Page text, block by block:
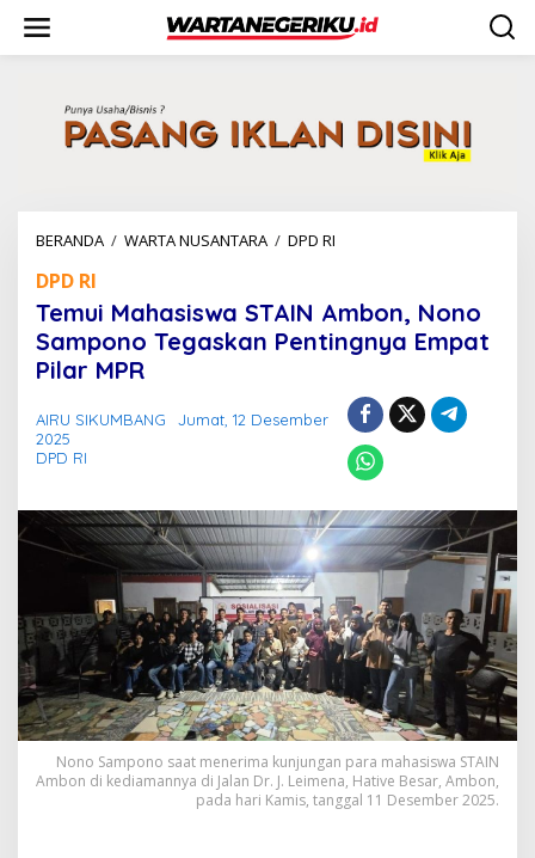
w
BERANDA / WARTA NUSANTARA / DPD RI
u
i
M
a
S
T
I
N
A
m
b
o
n
,
N
o
DPD RI
Temui Mahasiswa STAIN Ambon, Nono
Sampono Tegaskan Pentingnya Empat
Pilar MPR
AIRU SIKUMBANG
Jumat, 12 Desember
2025
DPD RI
Nono Sampono saat menerima kunjungan para mahasiswa STAIN
Ambon di kediamannya di Jalan Dr. J. Leimena, Hative Besar, Ambon,
pada hari Kamis, tanggal 11 Desember 2025.